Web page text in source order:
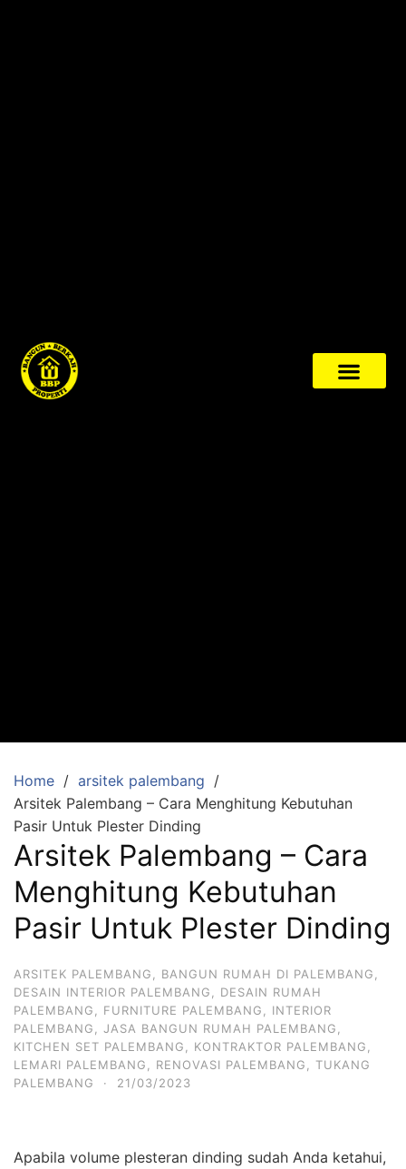
Home
arsitek palembang
Arsitek Palembang – Cara Menghitung Kebutuhan
Pasir Untuk Plester Dinding
Arsitek Palembang – Cara
Menghitung Kebutuhan
Pasir Untuk Plester Dinding
ARSITEK PALEMBANG, BANGUN RUMAH DI PALEMBANG,
DESAIN INTERIOR PALEMBANG, DESAIN RUMAH
PALEMBANG, FURNITURE PALEMBANG, INTERIOR
PALEMBANG, JASA BANGUN RUMAH PALEMBANG,
KITCHEN SET PALEMBANG, KONTRAKTOR PALEMBANG,
LEMARI PALEMBANG, RENOVASI PALEMBANG, TUKANG
PALEMBANG
· 21/03/2023
Apabila volume plesteran dinding sudah Anda ketahui,